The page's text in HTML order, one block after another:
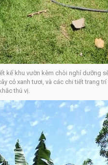
kế khu vườn kèm chòi nghỉ dưỡng
cỏ xanh tươi, và các chi tiết trang
thú vị.